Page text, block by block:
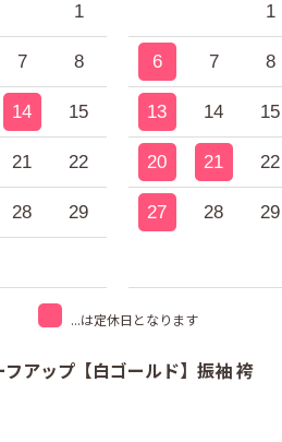
1
7 8
14 15
21 22
28 29
1
6 7 8
13 14 15
20 21 22
27 28 29
...は定休日となります
アップ【白ゴールド】振袖 袴